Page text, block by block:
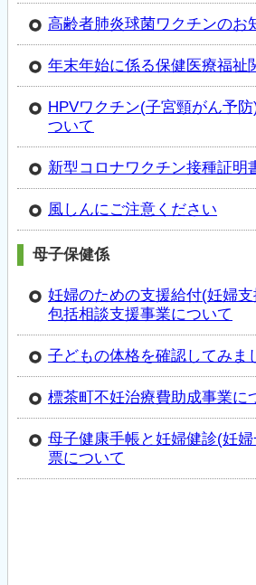
高齢者肺炎球菌ワクチンのお
年末年始に係る保健医療福祉
HPVワクチン(子宮頸がん予
ついて
新型コロナワクチン接種証明
風しんにご注意ください
母子保健係
妊婦のための支援給付(妊婦
包括相談支援事業について
子どもの体格を確認してみま
標茶町不妊治療費助成事業に
母子健康手帳と妊婦健診(妊
票について